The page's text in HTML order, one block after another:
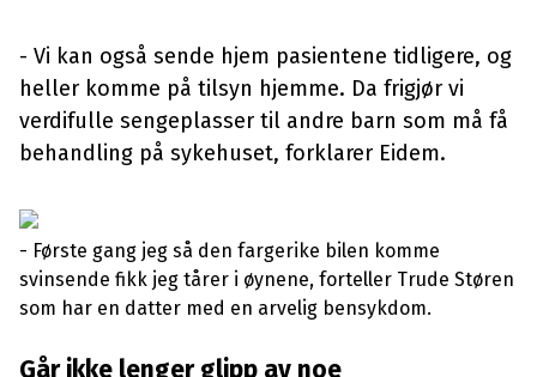
- Vi kan også sende hjem pasientene tidligere, og
heller komme på tilsyn hjemme. Da frigjør vi
verdifulle sengeplasser til andre barn som må få
behandling på sykehuset, forklarer Eidem.
- Første gang jeg så den fargerike bilen komme
svinsende fikk jeg tårer i øynene, forteller Trude Støren
som har en datter med en arvelig bensykdom.
Går ikke lenger glipp av noe